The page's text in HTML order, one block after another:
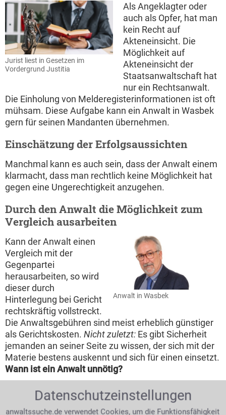
Jurist liest in Gesetzen im
Vordergrund Justitia
Als Angeklagter oder
auch als Opfer, hat man
kein Recht auf
Akteneinsicht. Die
Möglichkeit auf
Akteneinsicht der
Staatsanwaltschaft hat
nur ein Rechtsanwalt.
Die Einholung von Melderegisterinformationen ist oft
mühsam. Diese Aufgabe kann ein Anwalt in Wasbek
gern für seinen Mandanten übernehmen.
Einschätzung der Erfolgsaussichten
Manchmal kann es auch sein, dass der Anwalt einem
klarmacht, dass man rechtlich keine Möglichkeit hat
gegen eine Ungerechtigkeit anzugehen.
Durch den Anwalt die Möglichkeit zum
Vergleich ausarbeiten
Anwalt in Wasbek
Kann der Anwalt einen
Vergleich mit der
Gegenpartei
herausarbeiten, so wird
dieser durch
Hinterlegung bei Gericht
rechtskräftig vollstreckt.
Die Anwaltsgebühren sind meist erheblich günstiger
als Gerichtskosten. Nicht zuletzt: Es gibt Sicherheit
jemanden an seiner Seite zu wissen, der sich mit der
Materie bestens auskennt und sich für einen einsetzt.
Wann ist ein Anwalt unnötig?
Die Gegenpartei meldet Insolvenz an
Selbst eine erfolgreiche
Datenschutzeinstellungen
anwaltssuche.de verwendet Cookies, um die Funktionsfähigkeit